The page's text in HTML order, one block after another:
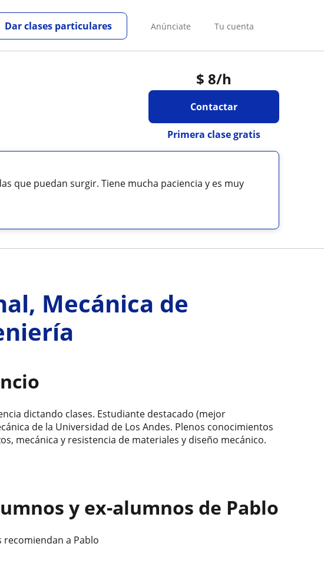
Anúnciate Tu cuenta
Dar clases particulares
$ 8/h
Contactar
Primera clase gratis
que puedan surgir. Tiene mucha paciencia y es muy
Mecánica de
dictando clases. Estudiante destacado (mejor
de la Universidad de Los Andes. Plenos conocimientos
mecánica y resistencia de materiales y diseño mecánico.
y ex-alumnos de Pablo
recomiendan a Pablo